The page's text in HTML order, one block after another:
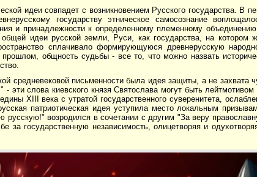
идеи совпадет с возникновением Русского государства. В
государству этническое самосознание
и принадлежности к определенному племенному
идеи русской земли, Руси, как государства, на котором
сплачивало формирующуюся древнерусскую
общность судьбы - все то, что можно назвать
средневековой письменности была идея защиты, а не захвата
эти слова киевского князя Святослава могут быть лейтмотивом
XIII века с утратой государственного суверенитета,
патриотическая идея уступила место локальным
возродился в сочетании с другим "За веру
за государственную независимость, олицетворяя и